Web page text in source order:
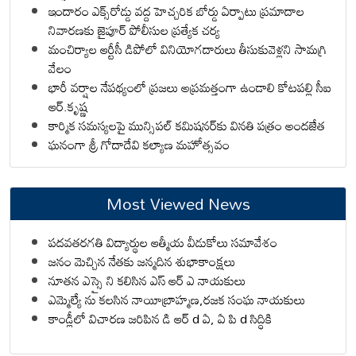
ఇందారం ఎక్స్‌రోడ్డు వద్ద హెచ్చరిక బోర్డు ఏర్పాటు ప్రమాదాల
నివారణకు జైపూర్ పోలీసుల ప్రత్యేక చర్య
మంచిర్యాల ఆర్టీసీ డిపోలో వినియోగదారులు తీసుకువెళ్లని సామగ్రి
వేలం
భారీ వర్షాల నేపథ్యంలో ప్రజలు అప్రమత్తంగా ఉండాలి కోటపల్లి సీఐ
ఆర్.కృష్ణ
కార్మిక సమస్యలపై మున్సిపల్ కమిషనర్‌కు వినతి పత్రం అందజేత
ఘనంగా శ్రీ గోదాదేవి కల్యాణ మహోత్సవం
Most Viewed News
పదవతరగతి విద్యార్థుల ఆత్మీయ వీడుకోలు సమావేశం
జనం మెచ్చిన నేతకు జన్మదిన శుభాకాంక్షలు
నూతన ఎస్సై ని కలిసిన ఎస్ ఆర్ ఎ నాయకులు
ఎమ్మెల్యే ను కలసిన నాయీబ్రాహ్మణ,రజక సంఘ నాయకులు
కాండ్లీలో విచారణ జరిపిన డి ఆర్ d ఏ, ఏ పి d సిద్ధికి